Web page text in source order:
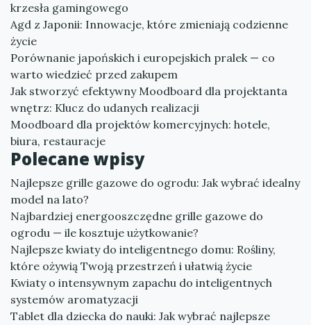
krzesła gamingowego
Agd z Japonii: Innowacje, które zmieniają codzienne
życie
Porównanie japońskich i europejskich pralek — co
warto wiedzieć przed zakupem
Jak stworzyć efektywny Moodboard dla projektanta
wnętrz: Klucz do udanych realizacji
Moodboard dla projektów komercyjnych: hotele,
biura, restauracje
Polecane wpisy
Najlepsze grille gazowe do ogrodu: Jak wybrać idealny
model na lato?
Najbardziej energooszczędne grille gazowe do
ogrodu — ile kosztuje użytkowanie?
Najlepsze kwiaty do inteligentnego domu: Rośliny,
które ożywią Twoją przestrzeń i ułatwią życie
Kwiaty o intensywnym zapachu do inteligentnych
systemów aromatyzacji
Tablet dla dziecka do nauki: Jak wybrać najlepsze